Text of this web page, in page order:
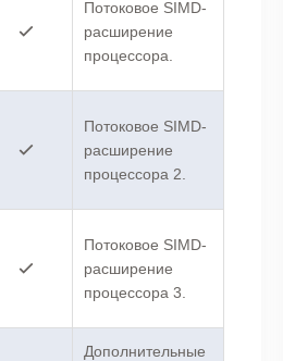
Потоковое SIMD-
расширение
процессора.
Потоковое SIMD-
расширение
процессора 2.
Потоковое SIMD-
расширение
процессора 3.
Дополнительные